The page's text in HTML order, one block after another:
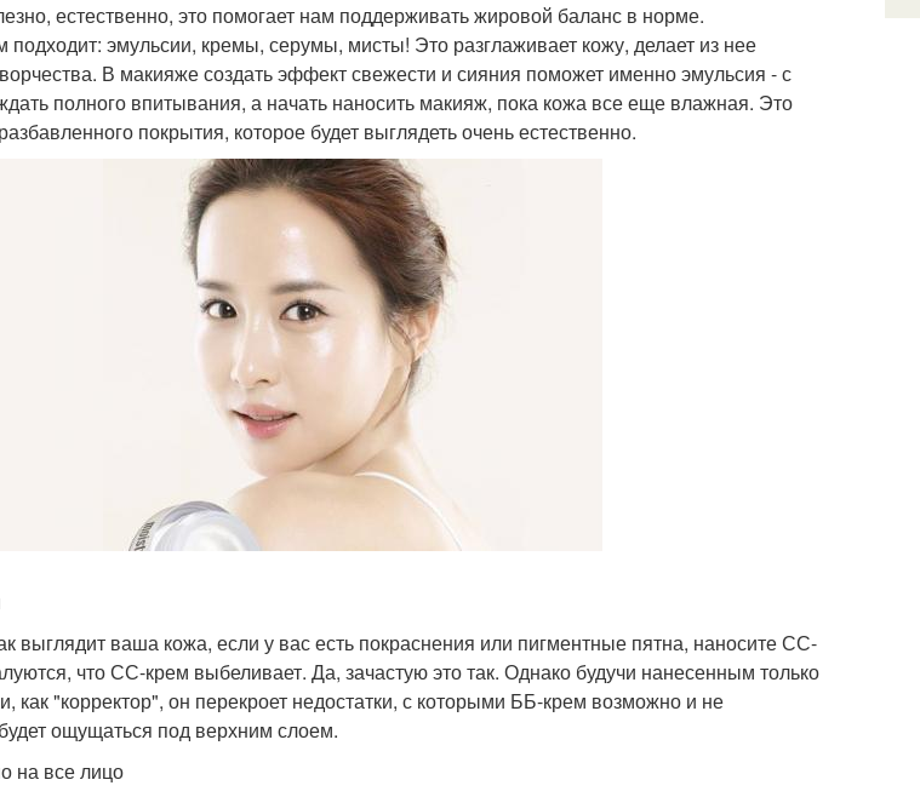
естественно, это помогает нам поддерживать жировой баланс в норме.
подходит: эмульсии, кремы, серумы, мисты! Это разглаживает кожу, делает из нее
В макияже создать эффект свежести и сияния поможет именно эмульсия - с
полного впитывания, а начать наносить макияж, пока кожа все еще влажная. Это
покрытия, которое будет выглядеть очень естественно.
выглядит ваша кожа, если у вас есть покраснения или пигментные пятна, наносите СС-
что СС-крем выбеливает. Да, зачастую это так. Однако будучи нанесенным только
как "корректор", он перекроет недостатки, с которыми ББ-крем возможно и не
ощущаться под верхним слоем.
на все лицо